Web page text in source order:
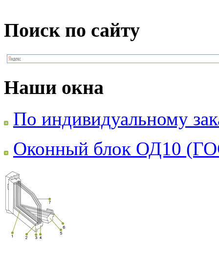
Поиск по сайту
Наши окна
По индивидуальному
Оконный блок ОД10